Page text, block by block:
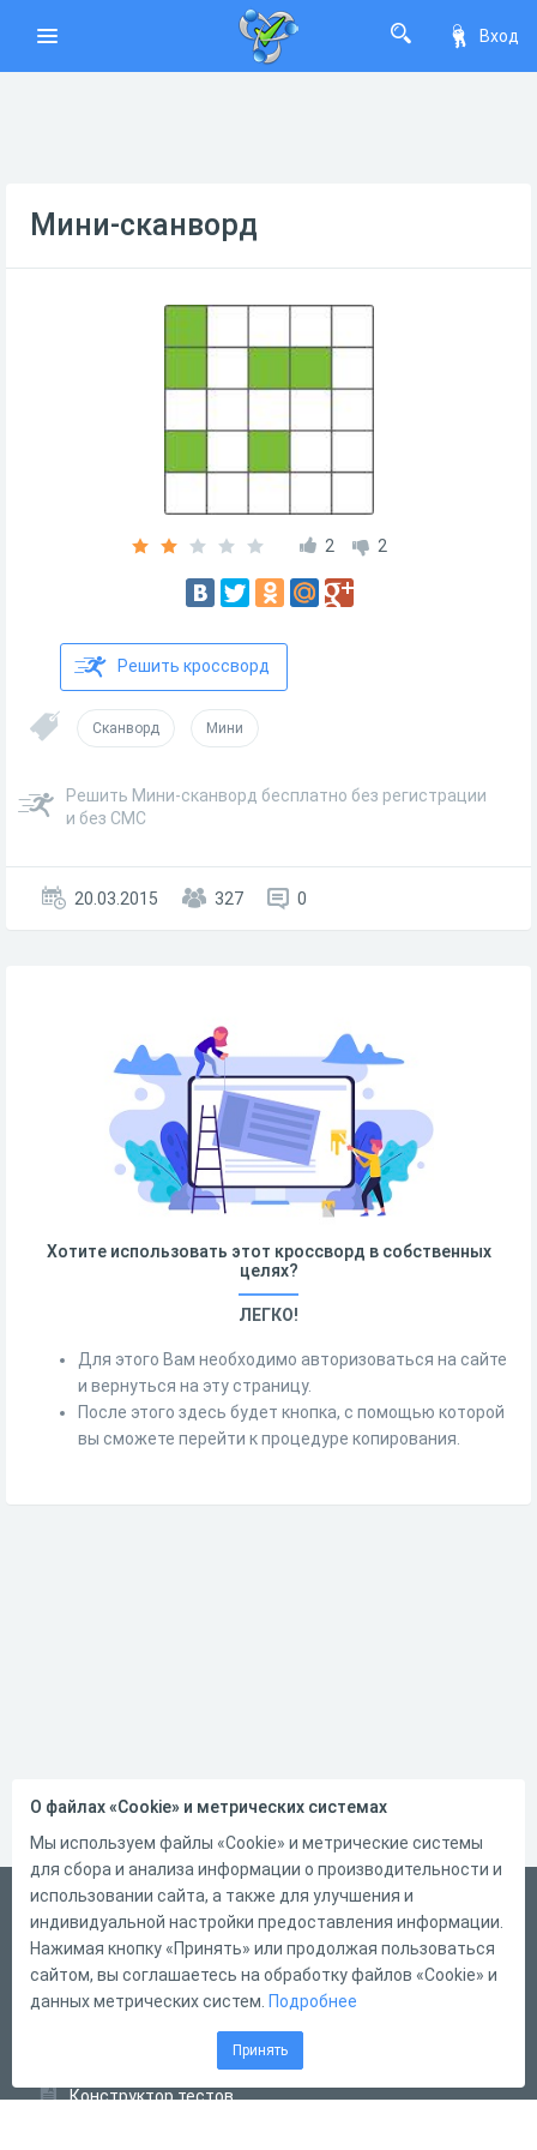
Вход
Мини-сканворд
2 2
Решить кроссворд
Сканворд Мини
Решить Мини-сканворд бесплатно без регистрации
и без СМС
20.03.2015 327 0
Хотите использовать этот кроссворд в собственных
целях?
ЛЕГКО!
Для этого Вам необходимо авторизоваться на сайте
и вернуться на эту страницу.
После этого здесь будет кнопка, с помощью которой
вы сможете перейти к процедуре копирования.
Русский
Справка
Форма обратной связи
Конструктор тестов
О файлах «Cookie» и метрических системах
Мы используем файлы «Cookie» и метрические системы
для сбора и анализа информации о производительности и
использовании сайта, а также для улучшения и
индивидуальной настройки предоставления информации.
Нажимая кнопку «Принять» или продолжая пользоваться
сайтом, вы соглашаетесь на обработку файлов «Cookie» и
данных метрических систем. Подробнее
Принять